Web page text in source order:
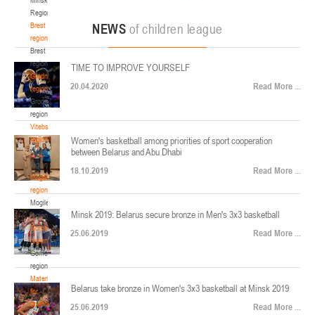
Region
Brest
region
Brest
region
Grodno
region
Grodno
region
Vitebsk
region
Vitebsk
region
Mogilev
region
Mogilev
region
Gomel
region
Gomel
region
Materials
for
coaches
ул. Ленинградская, 4
Минск
Финал четырех – юноши 2014-2015 гг.р., Дивизион 2, 22-24 апреля 2026 г., г.
Минск, ул. Стадионная, 3
U-12, девушки
V тур – девушки 2014-2015 гг.р., Дивизион 1, 17-19 апреля 2026 г., г. Гомель,
ул. Б.Хмельницкого, 118а
Минск
Финал 4-х – девушки 2010-2011 гг.р., Дивизион 2, 14-16 апреля 2026 г., г.
Минск, ул. Стадионная, 3
NEWS of children league
TIME TO IMPROVE YOURSELF
20.04.2020 Read More ...
Women's basketball among priorities of sport cooperation
between Belarus and Abu Dhabi
18.10.2019 Read More ...
Minsk 2019: Belarus secure bronze in Men's 3x3 basketball
25.06.2019 Read More ...
Belarus take bronze in Women's 3x3 basketball at Minsk 2019
25.06.2019 Read More ...